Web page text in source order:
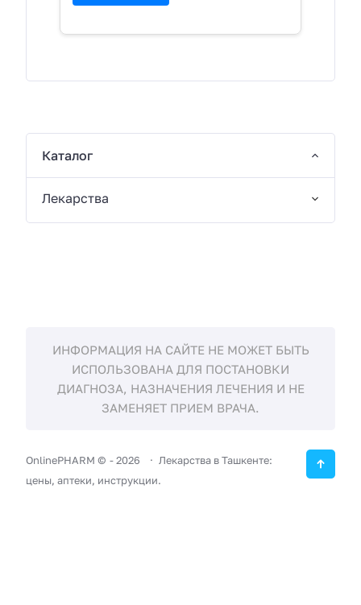
Каталог
Лекарства
ИНФОРМАЦИЯ НА САЙТЕ НЕ МОЖЕТ БЫТЬ
ИСПОЛЬЗОВАНА ДЛЯ ПОСТАНОВКИ
ДИАГНОЗА, НАЗНАЧЕНИЯ ЛЕЧЕНИЯ И НЕ
ЗАМЕНЯЕТ ПРИЕМ ВРАЧА.
OnlinePHARM © -2026
Лекарства в Ташкенте:
цены, аптеки, инструкции.